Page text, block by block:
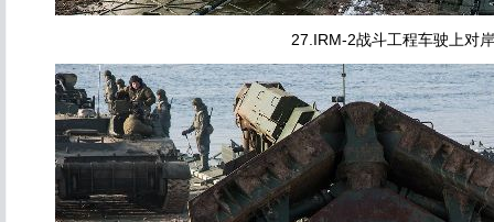
27.IRM-2战斗工程车驶上对